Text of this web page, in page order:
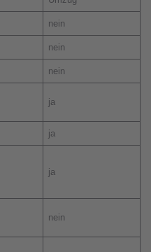
nein
nein
nein
ja
ja
ja
nein